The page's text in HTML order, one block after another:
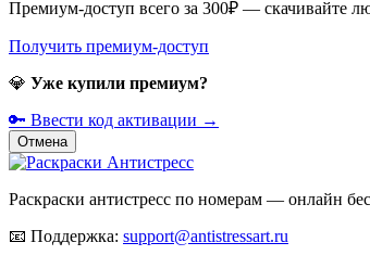
Премиум-доступ всего за 300₽ — скачивайте
Получить премиум-доступ
💎 Уже купили премиум?
🔑 Ввести код активации →
Отмена
Раскраски антистресс по номерам — онлайн
📧 Поддержка: support@antistressart.ru